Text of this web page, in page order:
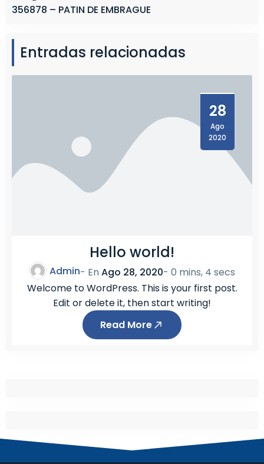
356878 – PATIN DE EMBRAGUE
Entradas relacionadas
28
Ago
2020
Hello world!
Admin- EnAgo 28, 2020- 0 mins, 4 secs
Welcome to WordPress. This is your first post.
Edit or delete it, then start writing!
Read More